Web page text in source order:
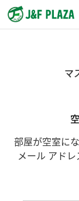
マ
部屋が空室に
メール アド